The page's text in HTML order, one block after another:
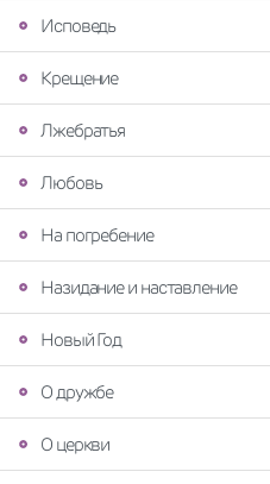
Исповедь
Крещение
Лжебратья
Любовь
На погребение
Назидание и наставление
Новый Год
О дружбе
О церкви